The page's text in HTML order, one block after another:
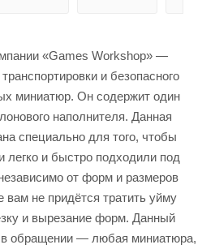
«Games Workshop» —
и безопасного
миниатюр. Он содержит один
наполнителя. Данная
специально для того, чтобы
и быстро подходили под
от форм и размеров
вам не придётся тратить уйму
и вырезание форм. Данный
в обращении — любая миниатюра,